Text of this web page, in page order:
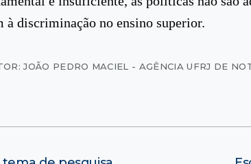
à discriminação no ensino superior.
JOÃO PEDRO MACIEL - AGÊNCIA UFRJ DE